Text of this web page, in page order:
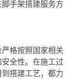
手架搭建服务方
格按照国家相关
全性。在施工过
搭建工艺，都力